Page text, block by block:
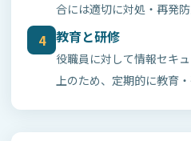
合には適切に対処・再発防
4 教育と研修
役職員に対して情報セキ
上のため、定期的に教育・